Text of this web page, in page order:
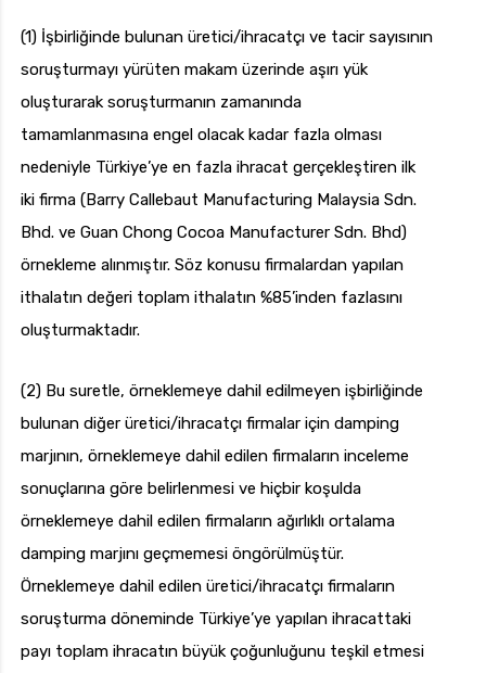
(1) İşbirliğinde bulunan üretici/ihracatçı ve tacir sayısının
soruşturmayı yürüten makam üzerinde aşırı yük
oluşturarak soruşturmanın zamanında
tamamlanmasına engel olacak kadar fazla olması
nedeniyle Türkiye’ye en fazla ihracat gerçekleştiren ilk
iki firma (Barry Callebaut Manufacturing Malaysia Sdn.
Bhd. ve Guan Chong Cocoa Manufacturer Sdn. Bhd)
örnekleme alınmıştır. Söz konusu firmalardan yapılan
ithalatın değeri toplam ithalatın %85’inden fazlasını
oluşturmaktadır.
(2) Bu suretle, örneklemeye dahil edilmeyen işbirliğinde
bulunan diğer üretici/ihracatçı firmalar için damping
marjının, örneklemeye dahil edilen firmaların inceleme
sonuçlarına göre belirlenmesi ve hiçbir koşulda
örneklemeye dahil edilen firmaların ağırlıklı ortalama
damping marjını geçmemesi öngörülmüştür.
Örneklemeye dahil edilen üretici/ihracatçı firmaların
soruşturma döneminde Türkiye’ye yapılan ihracattaki
payı toplam ihracatın büyük çoğunluğunu teşkil etmesi